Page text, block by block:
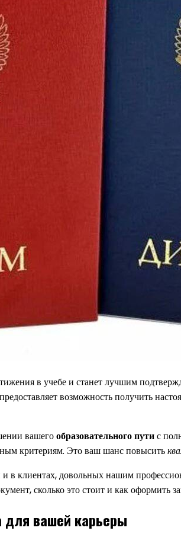
в учебе и станет лучшим
возможность получить
вашегообразовательного путис
критериям. Это ваш шанс повысить
клиентах, довольных нашим
сколько это стоит и как оформить
для вашей карьеры